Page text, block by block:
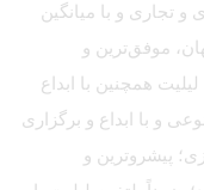
نمایشگاه هنری و تجاری و با میانگین
موفق‌ترین و
همچنین با ابداع
و با ابداع و برگزاری
پیشروترین و